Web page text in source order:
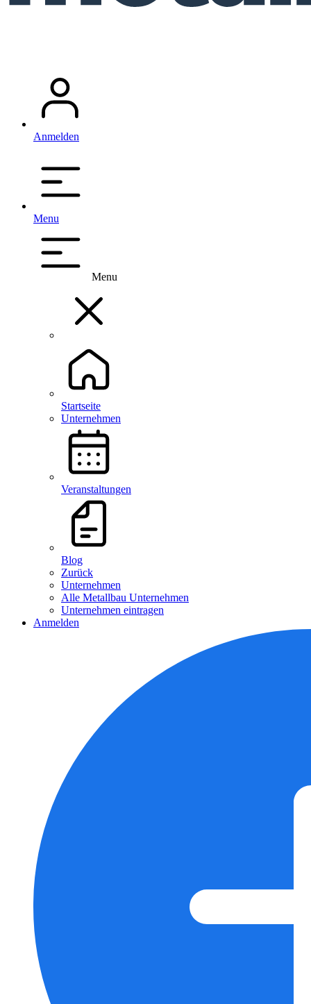
Anmelden
Menu
Menu
Startseite
Unternehmen
Veranstaltungen
Blog
Zurück
Unternehmen
Alle Metallbau Unternehmen
Unternehmen eintragen
Anmelden